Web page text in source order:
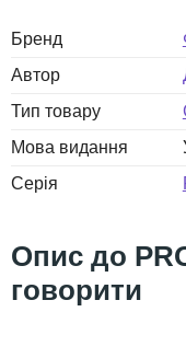
Бренд
Автор
Тип товару
Мова видання
Серія
говорити